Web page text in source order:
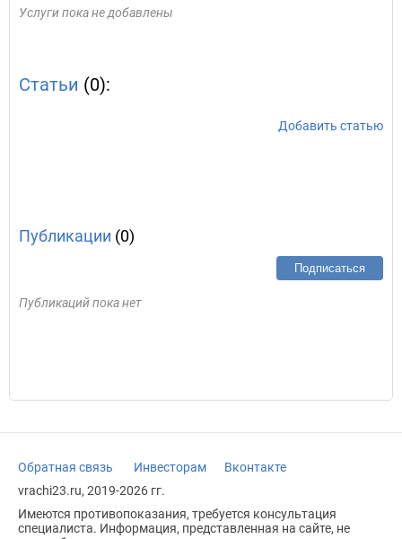
Услуги пока не добавлены
Статьи (0):
Добавить статью
Публикации (0)
Подписаться
Публикаций пока нет
Обратная связь Инвесторам
Вконтакте
vrachi23.ru, 2019-2026 гг.
Имеются противопоказания, требуется консультация
специалиста. Информация, представленная на сайте, не